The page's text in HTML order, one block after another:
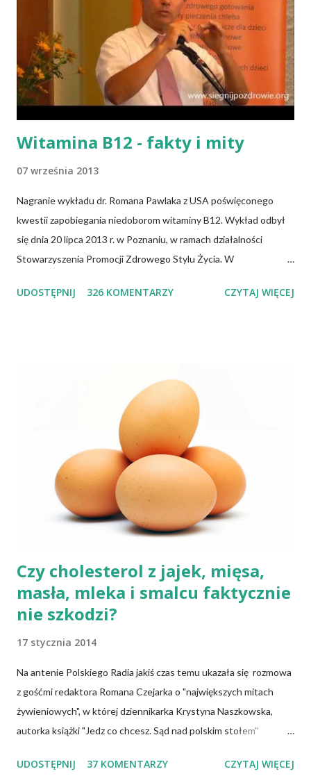
Witamina B12 - fakty i mity
07 września 2013
Nagranie wykładu dr. Romana Pawlaka z USA poświęconego
kwestii zapobiegania niedoborom witaminy B12. Wykład odbył
się dnia 20 lipca 2013 r. w Poznaniu, w ramach działalności
Stowarzyszenia Promocji Zdrowego Stylu Życia. W
posiadamy odnośnie witaminy B12 w świetle aktualnych
pochodzenia zwierzęcego), laktoowowegetarianie (osoby, które
nie spożywają produktów mięsnych, ale włączają do diety
produkty pochodzenia zwierzęcego, takie jak mleko, przetwory
mleczne i jajka), osoby po 50 roku życia, niezależnie od ich diety,
osoby, które poddały się operacji żołądka lub którym wycięto
dolną część jelita cienkiego, a także osoby chorujące na AIDS.
Inni, w tym np. osoby chorujące na cukrzycę, a także każ...
UDOSTĘPNIJ 326 KOMENTARZY CZYTAJ WIĘCEJ
Czy cholesterol z jajek, mięsa,
masła, mleka i smalcu faktycznie
nie szkodzi?
17 stycznia 2014
Na antenie Polskiego Radia jakiś czas temu ukazała się rozmowa
z gośćmi redaktora Romana Czejarka o "największych mitach
żywieniowych", w której dziennikarka Krystyna Naszkowska,
autorka książki "Jedz co chcesz. Sąd nad polskim stołem"
na temat żywności, często nie przedostaje się do opinii
UDOSTĘPNIJ 37 KOMENTARZY CZYTAJ WIĘCEJ